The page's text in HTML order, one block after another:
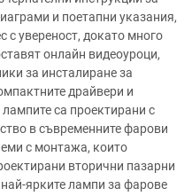
и поетапни указания,
с увереност, докато много
онлайн видеоуроци,
за инсталиране за
драйвери и
са проектирани с
в съвременните фарови
с монтажа, които
вторични пазарни
ярките лампи за фарове